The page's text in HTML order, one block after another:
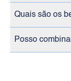
Quais são os
Posso